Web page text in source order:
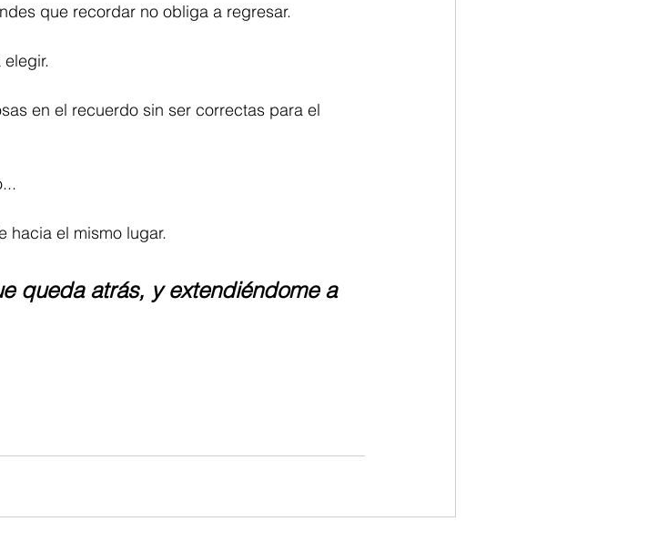
que recordar no obliga a regresar.
en el recuerdo sin ser correctas para el
hacia el mismo lugar.
queda atrás, y extendiéndome a